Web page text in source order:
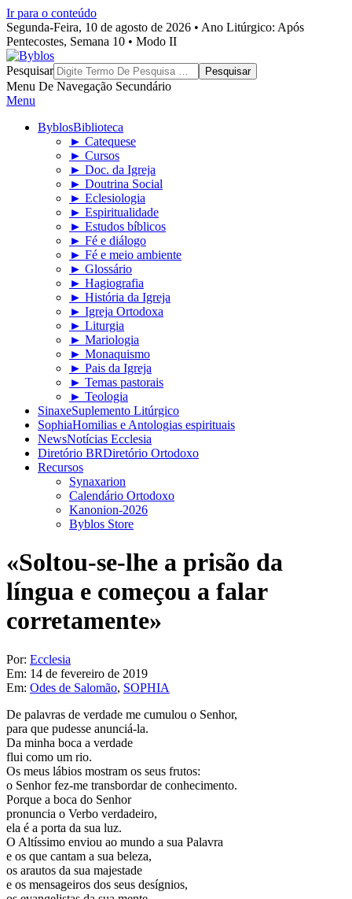
Ir para o conteúdo
Segunda-Feira, 10 de agosto de 2026 • Ano Litúrgico: Após
Pentecostes, Semana 10 • Modo II
Byblos
Pesquisar
Menu De Navegação Secundário
Menu
ByblosBiblioteca
► Catequese
► Cursos
► Doc. da Igreja
► Doutrina Social
► Eclesiologia
► Espiritualidade
► Estudos bíblicos
► Fé e diálogo
► Fé e meio ambiente
► Glossário
► Hagiografia
► História da Igreja
► Igreja Ortodoxa
► Liturgia
► Mariologia
► Monaquismo
► Pais da Igreja
► Temas pastorais
► Teologia
SinaxeSuplemento Litúrgico
SophiaHomilias e Antologias espirituais
NewsNotícias Ecclesia
Diretório BRDiretório Ortodoxo
Recursos
Synaxarion
Calendário Ortodoxo
Kanonion-2026
Byblos Store
«Soltou-se-lhe a prisão da
língua e começou a falar
corretamente»
Por: Ecclesia
Em: 14 de fevereiro de 2019
Em: Odes de Salomão, SOPHIA
De palavras de verdade me cumulou o Senhor,
para que pudesse anunciá-la.
Da minha boca a verdade
flui como um rio.
Os meus lábios mostram os seus frutos:
o Senhor fez-me transbordar de conhecimento.
Porque a boca do Senhor
pronuncia o Verbo verdadeiro,
ela é a porta da sua luz.
O Altíssimo enviou ao mundo a sua Palavra
e os que cantam a sua beleza,
os arautos da sua majestade
e os mensageiros dos seus desígnios,